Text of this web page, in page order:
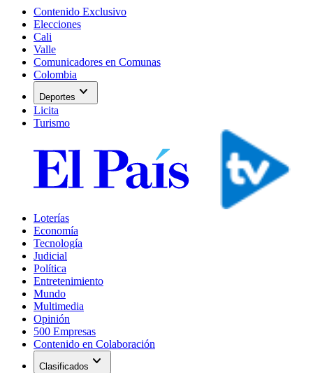
Contenido Exclusivo
Elecciones
Cali
Valle
Comunicadores en Comunas
Colombia
Deportes expand_more
Licita
Turismo
Loterías
Economía
Tecnología
Judicial
Política
Entretenimiento
Mundo
Multimedia
Opinión
500 Empresas
Contenido en Colaboración
Clasificados expand_more